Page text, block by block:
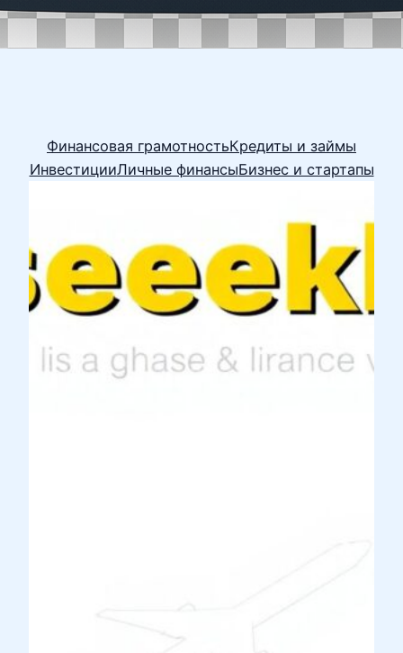
Финансовая грамотностьКредиты и займы
ИнвестицииЛичные финансыБизнес и стартапы